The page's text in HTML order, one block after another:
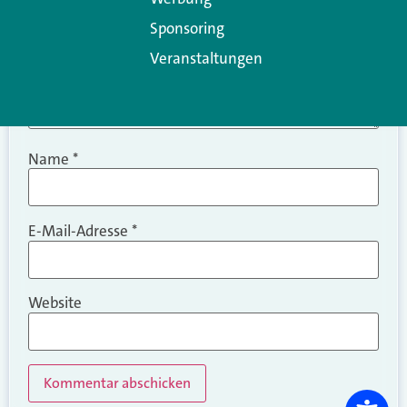
Name *
E-Mail-Adresse *
Website
Sponsoring
Veranstaltungen